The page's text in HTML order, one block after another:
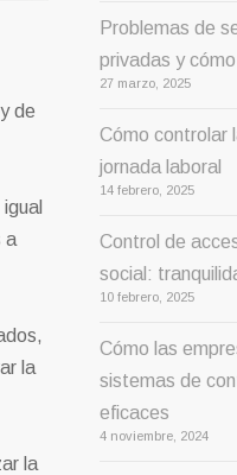
de
a
la
la
Problemas de
privadas y
27 marzo, 2025
Cómo controlar
jornada laboral
14 febrero, 2025
Control de
social:
10 febrero, 2025
Cómo las
sistemas de
eficaces
4 noviembre, 2024